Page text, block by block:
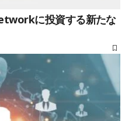
に投資する新たな